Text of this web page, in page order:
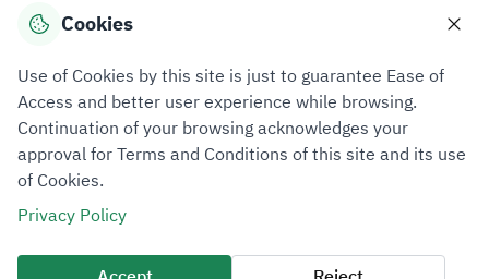
Download mobile applications
Privacy PolicyTerms of UseSite Map
All rights reserved 2026 © ZATCA.GOV.SA
Developed and Maintained by Zakat, Tax and Customs Authority
Last update for site was
07 August 2026 10:30 AM
Cookies
Use of Cookies by this site is just to guarantee Ease of
Access and better user experience while browsing.
Continuation of your browsing acknowledges your
approval for Terms and Conditions of this site and its use
of Cookies.
Privacy Policy